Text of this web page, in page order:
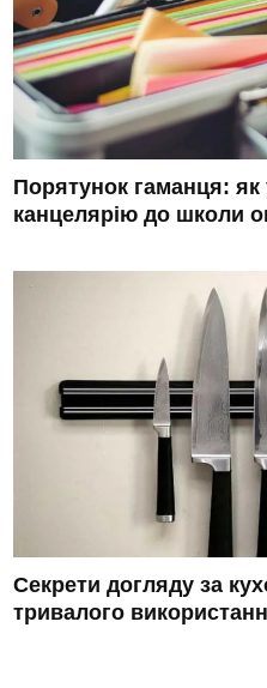
Порятунок гаманця: як
канцелярію до школи
Секрети догляду за
тривалого